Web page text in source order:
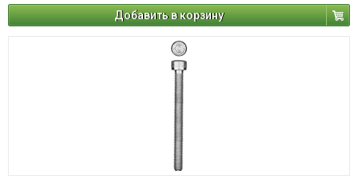
Добавить в корзину